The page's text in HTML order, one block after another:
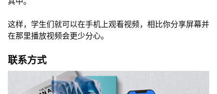
这样，学生们就可以在手机上观看视频，相比你分享屏幕并
在那里播放视频会更少分心。
联系方式